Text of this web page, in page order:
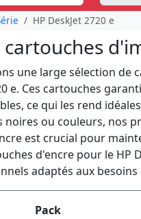
HP DeskJet 2720 e
cartouches
une large sélection de
e. Ces cartouches
ce qui les rend
noires ou couleurs, nos
est crucial pour
d'encre pour le HP
adaptés aux
Pack